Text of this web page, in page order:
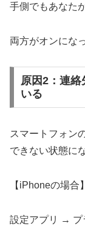
手側でもあなた
両方がオンにな
原因2：連絡
いる
スマートフォン
できない状態に
【iPhoneの場合】
設定アプリ → プ